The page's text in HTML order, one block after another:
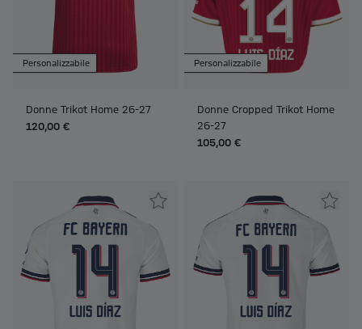
Personalizzabile
Donne Trikot Home 26-27
120,00 €
Personalizzabile
Donne Cropped Trikot Home
26-27
105,00 €